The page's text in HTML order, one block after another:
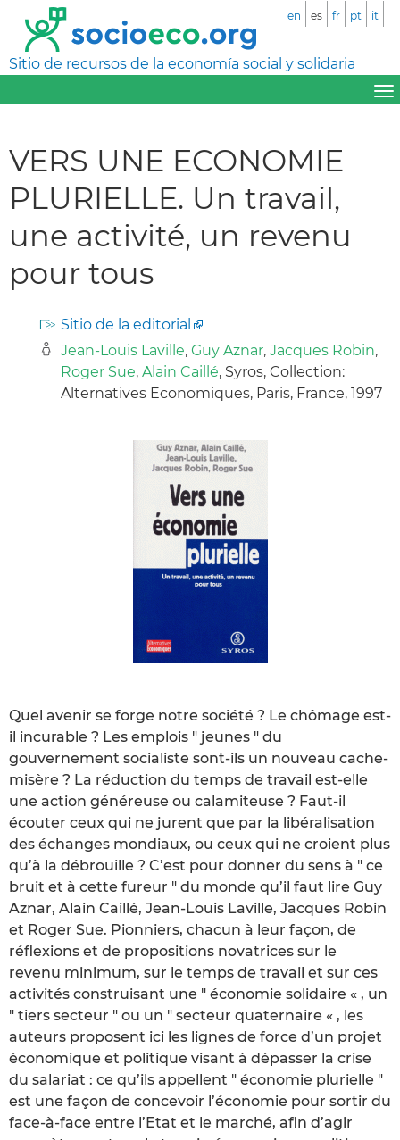
Sitio de recursos de la economía social y solidaria
en es fr pt it
VERS UNE ECONOMIE
PLURIELLE. Un travail,
une activité, un revenu
pour tous
Sitio de la editorial
Jean-Louis Laville, Guy Aznar, Jacques Robin,
Roger Sue, Alain Caillé, Syros, Collection:
Alternatives Economiques, Paris, France, 1997
Quel avenir se forge notre société ? Le chômage est-
il incurable ? Les emplois " jeunes " du
gouvernement socialiste sont-ils un nouveau cache-
misère ? La réduction du temps de travail est-elle
une action généreuse ou calamiteuse ? Faut-il
écouter ceux qui ne jurent que par la libéralisation
des échanges mondiaux, ou ceux qui ne croient plus
qu’à la débrouille ? C’est pour donner du sens à " ce
bruit et à cette fureur " du monde qu’il faut lire Guy
Aznar, Alain Caillé, Jean-Louis Laville, Jacques Robin
et Roger Sue. Pionniers, chacun à leur façon, de
réflexions et de propositions novatrices sur le
revenu minimum, sur le temps de travail et sur ces
activités construisant une " économie solidaire « , un
" tiers secteur " ou un " secteur quaternaire « , les
auteurs proposent ici les lignes de force d’un projet
économique et politique visant à dépasser la crise
du salariat : ce qu’ils appellent " économie plurielle "
est une façon de concevoir l’économie pour sortir du
face-à-face entre l’Etat et le marché, afin d’agir